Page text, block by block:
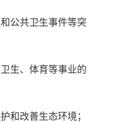
公共卫生事件等突
生、体育等事业的
和改善生态环境；